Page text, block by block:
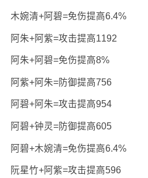
木婉清+阿碧=免伤提高6.4%
阿朱+阿紫=攻击提高1192
阿朱+阿碧=免伤提高8%
阿紫+阿朱=防御提高756
阿碧+阿朱=攻击提高954
阿碧+钟灵=防御提高605
阿碧+木婉清=免伤提高6.4%
阮星竹+阿紫=攻击提高596